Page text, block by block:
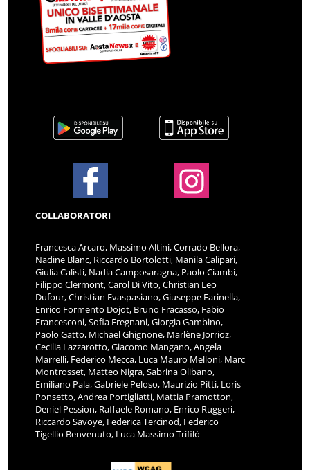
COLLABORATORI
Francesca Arcaro, Massimo Altini, Corrado Bellora,
Nadine Blanc, Riccardo Bortolotti, Manila Calipari,
Giulia Calisti, Nadia Camposaragna, Paolo Ciambi,
Filippo Clermont, Carol Di Vito, Christian Leo
Dufour, Christian Evaspasiano, Giuseppe Farinella,
Enrico Formento Dojot, Bruno Fracasso, Fabio
Francesconi, Sofia Fregnani, Giorgia Gambino,
Paolo Gatto, Michael Ghignone, Marlène Jorrioz,
Cecilia Lazzarotto, Giacomo Mangano, Angela
Marrelli, Federico Mecca, Luca Mauro Melloni, Marc
Montrosset, Matteo Nigra, Sabrina Olibano,
Emiliano Pala, Gabriele Peloso, Maurizio Pitti, Loris
Ponsetto, Andrea Portigliatti, Mattia Pramotton,
Deniel Pession, Raffaele Romano, Enrico Ruggeri,
Riccardo Savoye, Federica Tercinod, Federico
Tigellio Benvenuto, Luca Massimo Trifilò